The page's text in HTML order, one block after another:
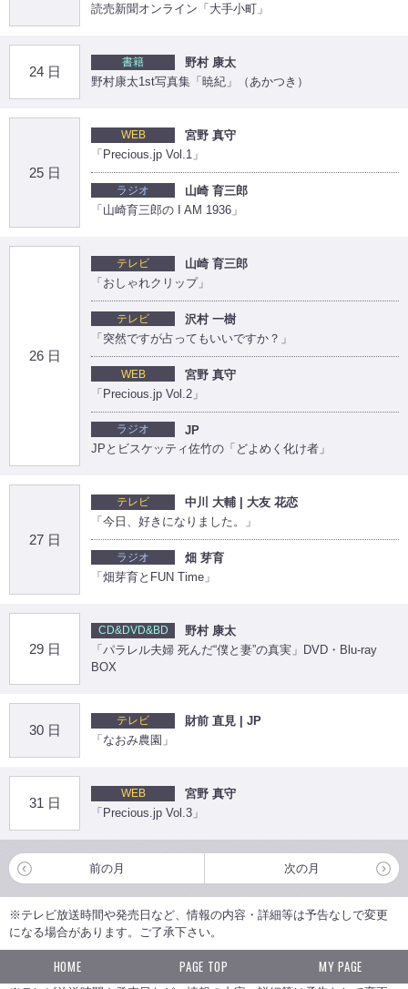
読売新聞オンライン「大手小町」
24 日
書籍
野村 康太
野村康太1st写真集「暁紀」（あかつき）
25 日
WEB
宮野 真守
「Precious.jp Vol.1」
ラジオ
山崎 育三郎
「山崎育三郎の I AM 1936」
26 日
テレビ
山崎 育三郎
「おしゃれクリップ」
テレビ
沢村 一樹
「突然ですが占ってもいいですか？」
WEB
宮野 真守
「Precious.jp Vol.2」
ラジオ
JP
JPとビスケッティ佐竹の「どよめく化け者」
27 日
テレビ
中川 大輔 | 大友 花恋
「今日、好きになりました。」
ラジオ
畑 芽育
「畑芽育とFUN Time」
29 日
CD&DVD&BD
野村 康太
「パラレル夫婦 死んだ“僕と妻”の真実」DVD・Blu-ray
BOX
30 日
テレビ
財前 直見 | JP
「なおみ農園」
31 日
WEB
宮野 真守
「Precious.jp Vol.3」
前の月 次の月
※テレビ放送時間や発売日など、情報の内容・詳細等は予告なしで変更
になる場合があります。ご了承下さい。
HOME PAGE TOP MY PAGE